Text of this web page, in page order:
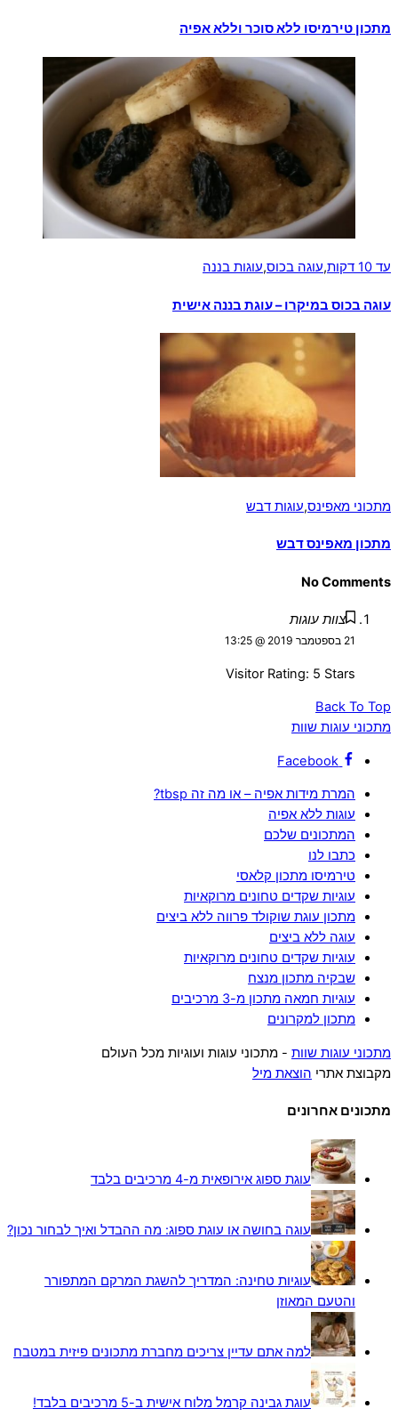
מתכון טירמיסו ללא סוכר וללא אפיה
עד 10 דקות ,עוגה בכוס,עוגות בננה
עוגה בכוס במיקרו – עוגת בננה אישית
מתכוני מאפינס,עוגות דבש
מתכון מאפינס דבש
No Comments
צוות עוגות
21 בספטמבר 2019 @ 13:25
Visitor Rating: 5 Stars
Back To Top
מתכוני עוגות שוות
Facebook
המרת מידות אפיה – או מה זה tbsp?
עוגות ללא אפיה
המתכונים שלכם
כתבו לנו
טירמיסו מתכון קלאסי
עוגיות שקדים טחונים מרוקאיות
מתכון עוגת שוקולד פרווה ללא ביצים
עוגה ללא ביצים
עוגיות שקדים טחונים מרוקאיות
שבקיה מתכון מנצח
עוגיות חמאה מתכון מ-3 מרכיבים
מתכון למקרונים
מתכוני עוגות שוות - מתכוני עוגות ועוגיות מכל העולם
מקבוצת אתרי הוצאת מיל
מתכונים אחרונים
עוגת ספוג אירופאית מ-4 מרכיבים בלבד
עוגה בחושה או עוגת ספוג: מה ההבדל ואיך לבחור נכון?
עוגיות טחינה: המדריך להשגת המרקם המתפורר
והטעם המאוזן
למה אתם עדיין צריכים מחברת מתכונים פיזית במטבח
עוגת גבינה קרמל מלוח אישית ב-5 מרכיבים בלבד!